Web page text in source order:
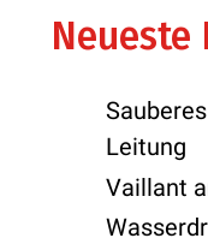
Neueste
Leitung
Vaillant